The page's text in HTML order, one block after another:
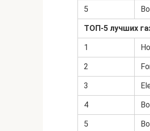
5
ТОП-5 лучших
1
2
3
4
5